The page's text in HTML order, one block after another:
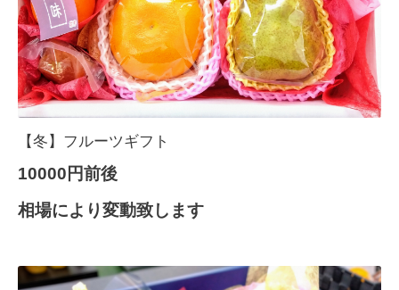
【冬】フルーツギフト
10000円前後
相場により変動致します